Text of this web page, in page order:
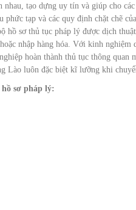
nhau, tạo dựng uy tín và giúp cho
phức tạp và các quy định chặt chẽ
hồ sơ thủ tục pháp lý được dịch
nhập hàng hóa. Với kinh
hoàn thành thủ tục thông
Lào luôn đặc biệt kĩ lưỡng khi
sơ pháp lý: